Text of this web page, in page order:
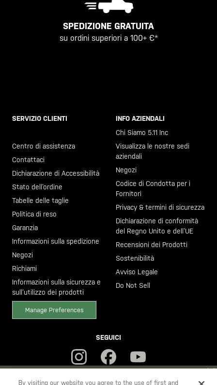
YOU ARE SHOPPING ON OURITALIASITE. WOULD YOU LIKE TO
SPEDIZIONE GRATUITA
su ordini superiori a 100+ €*
SERVIZIO CLIENTI
Centro di assistenza
Contattaci
Dichiarazione di Accessibilità
Stato dell’ordine
Tabelle delle taglie
Politica di reso
Garanzia
Informazioni sulla spedizione
Negozi
Richiami
Informazioni sulla sicurezza e
sull’utilizzo dei prodotti
Manage Preferences
INFO AZIENDALI
Chi Siamo 5.11 Inc
Visualizza le nostre sedi
aziendali
Negozi
Codice di Condotta per i
Fornitori
Privacy & termini di sicurezza
Dichiarazione di conformità
del Regno Unito e dell’UE
Recensioni dei Prodotti
Sostenibilità
Avviso Legale
Do Not Sell
SEGUICI
By visiting our website you agree to the use of first and